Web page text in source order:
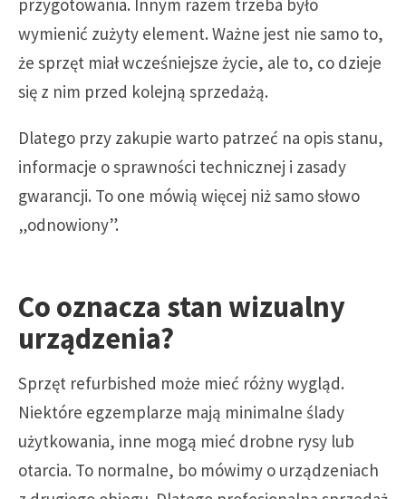
przygotowania. Innym razem trzeba było
wymienić zużyty element. Ważne jest nie samo to,
że sprzęt miał wcześniejsze życie, ale to, co dzieje
się z nim przed kolejną sprzedażą.
Dlatego przy zakupie warto patrzeć na opis stanu,
informacje o sprawności technicznej i zasady
gwarancji. To one mówią więcej niż samo słowo
„odnowiony”.
Co oznacza stan wizualny
urządzenia?
Sprzęt refurbished może mieć różny wygląd.
Niektóre egzemplarze mają minimalne ślady
użytkowania, inne mogą mieć drobne rysy lub
otarcia. To normalne, bo mówimy o urządzeniach